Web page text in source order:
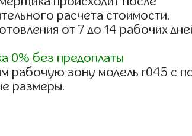
расчета стоимости.
от 7 до 14 рабочих
0% без предоплаты
рабочую зону модель r045 с
размеры.